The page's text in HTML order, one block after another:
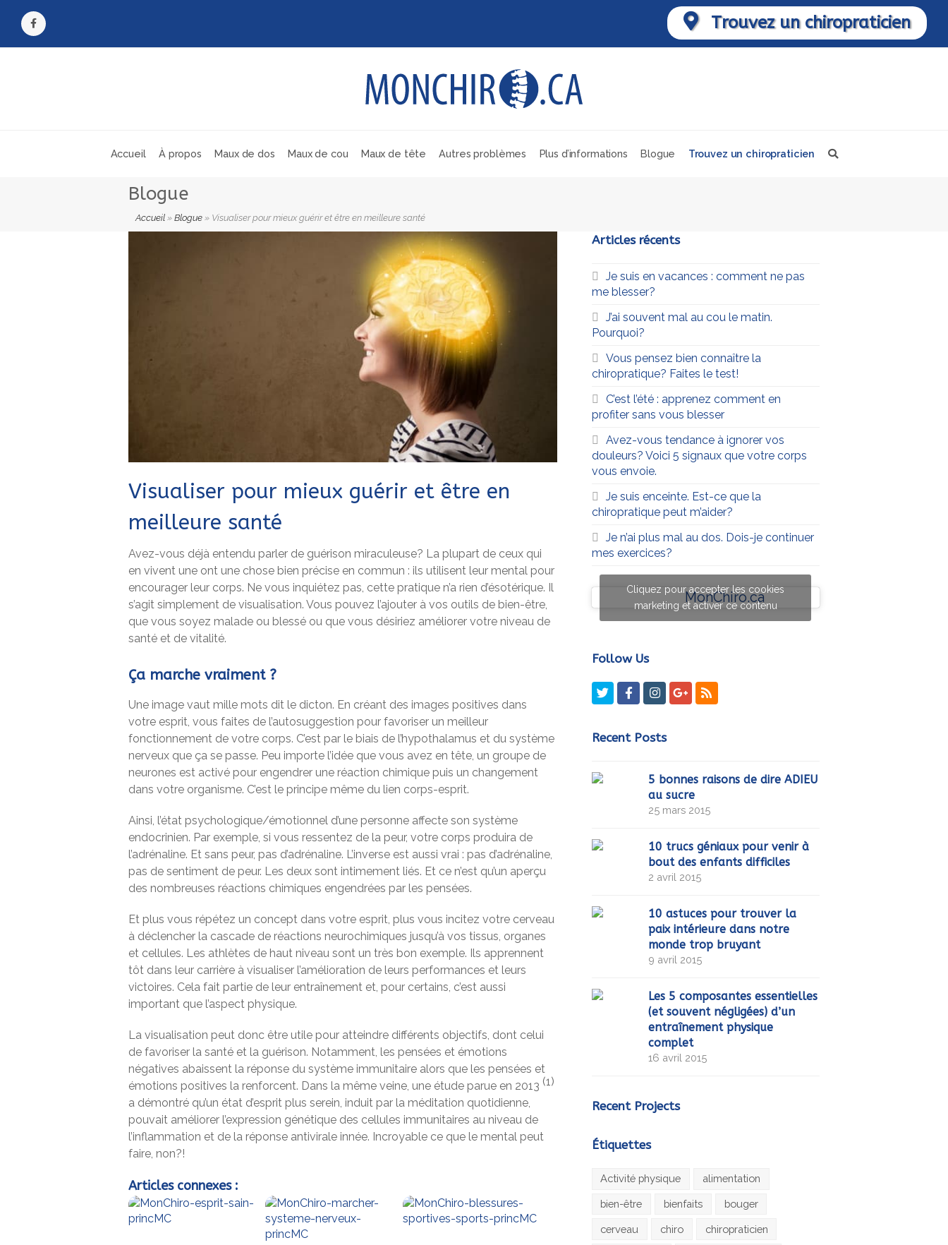
Trouvez un chiropraticien
Facebook
Accueil À propos Maux de dos Maux de cou Maux de tête Autres problèmes Plus d’informations Blogue Trouvez un chiropraticien
Blogue
Accueil » Blogue » Visualiser pour mieux guérir et être en meilleure santé
Visualiser pour mieux guérir et être en
meilleure santé
Avez-vous déjà entendu parler de guérison miraculeuse? La plupart de ceux qui
en vivent une ont une chose bien précise en commun : ils utilisent leur mental pour
encourager leur corps. Ne vous inquiétez pas, cette pratique n’a rien d’ésotérique. Il
s’agit simplement de visualisation. Vous pouvez l’ajouter à vos outils de bien-être,
que vous soyez malade ou blessé ou que vous désiriez améliorer votre niveau de
santé et de vitalité.
Ça marche vraiment ?
Une image vaut mille mots dit le dicton. En créant des images positives dans
votre esprit, vous faites de l’autosuggestion pour favoriser un meilleur
fonctionnement de votre corps. C’est par le biais de l’hypothalamus et du système
nerveux que ça se passe. Peu importe l’idée que vous avez en tête, un groupe de
neurones est activé pour engendrer une réaction chimique puis un changement
dans votre organisme. C’est le principe même du lien corps-esprit.
Ainsi, l’état psychologique/émotionnel d’une personne affecte son système
endocrinien. Par exemple, si vous ressentez de la peur, votre corps produira de
l’adrénaline. Et sans peur, pas d’adrénaline. L’inverse est aussi vrai : pas d’adrénaline,
pas de sentiment de peur. Les deux sont intimement liés. Et ce n’est qu’un aperçu
des nombreuses réactions chimiques engendrées par les pensées.
Et plus vous répétez un concept dans votre esprit, plus vous incitez votre cerveau
à déclencher la cascade de réactions neurochimiques jusqu’à vos tissus, organes
et cellules. Les athlètes de haut niveau sont un très bon exemple. Ils apprennent
tôt dans leur carrière à visualiser l’amélioration de leurs performances et leurs
victoires. Cela fait partie de leur entraînement et, pour certains, c’est aussi
important que l’aspect physique.
La visualisation peut donc être utile pour atteindre différents objectifs, dont celui
de favoriser la santé et la guérison. Notamment, les pensées et émotions
négatives abaissent la réponse du système immunitaire alors que les pensées et
émotions positives la renforcent. Dans la même veine, une étude parue en 2013 (1)
a démontré qu’un état d’esprit plus serein, induit par la méditation quotidienne,
pouvait améliorer l’expression génétique des cellules immunitaires au niveau de
l’inflammation et de la réponse antivirale innée. Incroyable ce que le mental peut
faire, non?!
Articles connexes :
Articles récents
Je suis en vacances : comment ne pas
me blesser?
J’ai souvent mal au cou le matin.
Pourquoi?
Vous pensez bien connaître la
chiropratique? Faites le test!
C’est l’été : apprenez comment en
profiter sans vous blesser
Avez-vous tendance à ignorer vos
douleurs? Voici 5 signaux que votre corps
vous envoie.
Je suis enceinte. Est-ce que la
chiropratique peut m’aider?
Je n’ai plus mal au dos. Dois-je continuer
mes exercices?
MonChiro.ca
Cliquez pour accepter les cookies
marketing et activer ce contenu
Cliquez pour accepter les cookies
Follow Us
TwitterFacebookInstagramGooglePlus
RSS
Recent Posts
5 bonnes raisons de dire ADIEU
au sucre
25 mars 2015
10 trucs géniaux pour venir à
bout des enfants difficiles
2 avril 2015
10 astuces pour trouver la
paix intérieure dans notre
monde trop bruyant
9 avril 2015
Les 5 composantes essentielles
(et souvent négligées) d’un
entraînement physique
complet
16 avril 2015
Recent Projects
Étiquettes
Activité physique alimentation
bien-être bienfaits bouger
cerveau chiro chiropraticien